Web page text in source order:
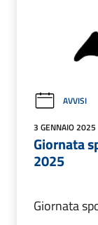
AVVISI
3 GENNAIO 2025
Giornata
2025
Giornata